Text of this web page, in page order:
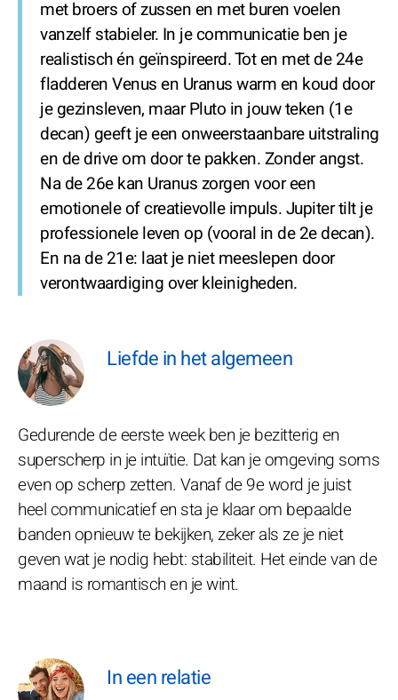
met broers of zussen en met buren voelen
vanzelf stabieler. In je communicatie ben je
realistisch én geïnspireerd. Tot en met de 24e
fladderen Venus en Uranus warm en koud door
je gezinsleven, maar Pluto in jouw teken (1e
decan) geeft je een onweerstaanbare uitstraling
en de drive om door te pakken. Zonder angst.
Na de 26e kan Uranus zorgen voor een
emotionele of creatievolle impuls. Jupiter tilt je
professionele leven op (vooral in de 2e decan).
En na de 21e: laat je niet meeslepen door
verontwaardiging over kleinigheden.
Liefde in het algemeen
Gedurende de eerste week ben je bezitterig en
superscherp in je intuïtie. Dat kan je omgeving soms
even op scherp zetten. Vanaf de 9e word je juist
heel communicatief en sta je klaar om bepaalde
banden opnieuw te bekijken, zeker als ze je niet
geven wat je nodig hebt: stabiliteit. Het einde van de
maand is romantisch en je wint.
In een relatie